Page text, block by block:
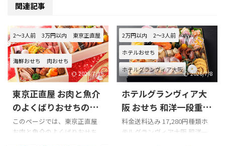
関連記事
2～3人前 3万円以内 東京正直屋
海鮮おせち
肉おせち
2026/7/15
東京正直屋 お肉と魚介
のよくばりおせちの口
コミをまとめてみまし
た!!!
このページでは、東京正直屋
お肉と魚介のよくばりおせち
2万円以内 2～3人前
ホテルおせち
ホテルグランヴィア大阪 2026/7/8
ホテルグランヴィア大
阪 おせち 和洋一段重の
口コミをまとめてみま
した!!!
料金送料込み 17,280円種類ホ
テルグランヴィア大阪 和洋一